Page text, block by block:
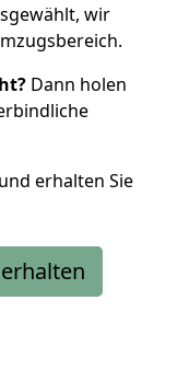
wir
Dann holen
erhalten Sie